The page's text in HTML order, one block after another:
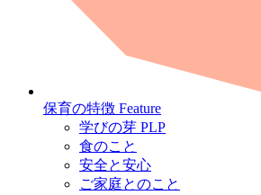
保育の特徴 Feature
学びの芽 PLP
食のこと
安全と安心
ご家庭とのこと